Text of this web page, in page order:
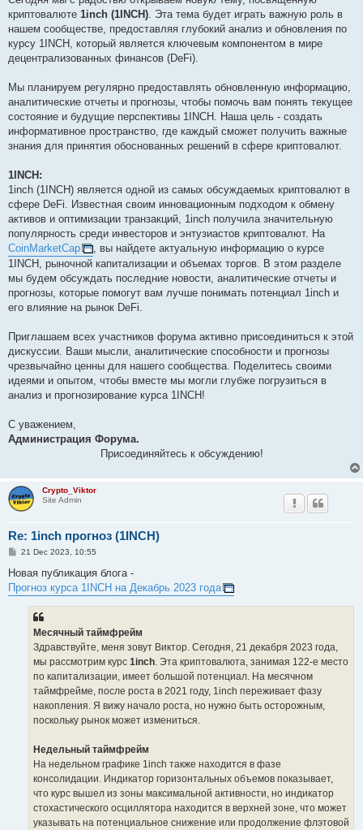
криптовалюте 1inch (1INCH). Эта тема будет играть важную роль в
нашем сообществе, предоставляя глубокий анализ и обновления по
курсу 1INCH, который является ключевым компонентом в мире
децентрализованных финансов (DeFi).
Мы планируем регулярно предоставлять обновленную информацию,
аналитические отчеты и прогнозы, чтобы помочь вам понять текущее
состояние и будущие перспективы 1INCH. Наша цель - создать
информативное пространство, где каждый сможет получить важные
знания для принятия обоснованных решений в сфере криптовалют.
1INCH:
1inch (1INCH) является одной из самых обсуждаемых криптовалют в
сфере DeFi. Известная своим инновационным подходом к обмену
активов и оптимизации транзакций, 1inch получила значительную
популярность среди инвесторов и энтузиастов криптовалют. На
CoinMarketCap
, вы найдете актуальную информацию о курсе
1INCH, рыночной капитализации и объемах торгов. В этом разделе
мы будем обсуждать последние новости, аналитические отчеты и
прогнозы, которые помогут вам лучше понимать потенциал 1inch и
его влияние на рынок DeFi.
Приглашаем всех участников форума активно присоединиться к этой
дискуссии. Ваши мысли, аналитические способности и прогнозы
чрезвычайно ценны для нашего сообщества. Поделитесь своими
идеями и опытом, чтобы вместе мы могли глубже погрузиться в
анализ и прогнозирование курса 1INCH!
С уважением,
Администрация Форума.
Присоединяйтесь к обсуждению!
Crypto_Viktor
Site Admin
Re: 1inch прогноз (1INCH)
P
s
21 Dec 2023, 10:55
Новая публикация блога -
Прогноз курса 1INCH на Декабрь 2023 года
Месячный таймфрейм
Здравствуйте, меня зовут Виктор. Сегодня, 21 декабря 2023 года,
мы рассмотрим курс 1inch. Эта криптовалюта, занимая 122-е место
по капитализации, имеет большой потенциал. На месячном
таймфрейме, после роста в 2021 году, 1inch переживает фазу
накопления. Я вижу начало роста, но нужно быть осторожным,
поскольку рынок может измениться.
Недельный таймфрейм
На недельном графике 1inch также находится в фазе
консолидации. Индикатор горизонтальных объемов показывает,
что курс вышел из зоны максимальной активности, но индикатор
стохастического осциллятора находится в верхней зоне, что может
указывать на потенциальное снижение или продолжение флэтовой